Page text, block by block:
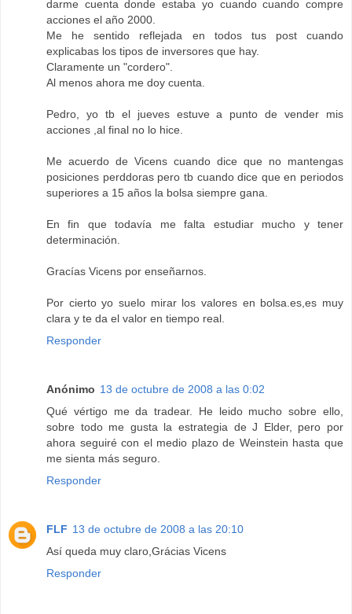
darme cuenta donde estaba yo cuando cuando compre
acciones el año 2000.
Me he sentido reflejada en todos tus post cuando
explicabas los tipos de inversores que hay.
Claramente un "cordero".
Al menos ahora me doy cuenta.
Pedro, yo tb el jueves estuve a punto de vender mis
acciones ,al final no lo hice.
Me acuerdo de Vicens cuando dice que no mantengas
posiciones perddoras pero tb cuando dice que en periodos
superiores a 15 años la bolsa siempre gana.
En fin que todavía me falta estudiar mucho y tener
determinación.
Gracías Vicens por enseñarnos.
Por cierto yo suelo mirar los valores en bolsa.es,es muy
clara y te da el valor en tiempo real.
Responder
Anónimo 13 de octubre de 2008 a las 0:02
Qué vértigo me da tradear. He leido mucho sobre ello,
sobre todo me gusta la estrategia de J Elder, pero por
ahora seguiré con el medio plazo de Weinstein hasta que
me sienta más seguro.
Responder
FLF 13 de octubre de 2008 a las 20:10
Así queda muy claro,Grácias Vicens
Responder